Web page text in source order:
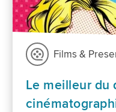
Films &
Le meilleur du